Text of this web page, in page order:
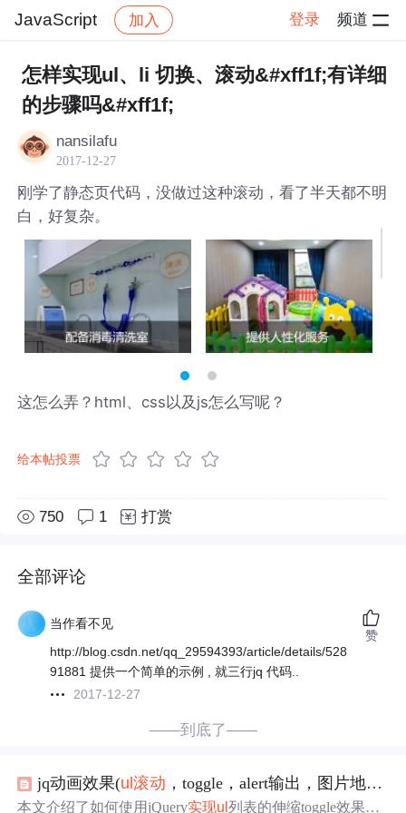
JavaScript 加入 登录 频道
社区 JavaScript 帖子详情
怎样实现ul、li 切换、滚动&#xff1f;有详细
的步骤吗&#xff1f;
nansilafu
2017-12-27
刚学了静态页代码，没做过这种滚动，看了半天都不明
白，好复杂。
这怎么弄？html、css以及js怎么写呢？
给本帖投票
750 1 打赏
全部评论
当作看不见
http://blog.csdn.net/qq_29594393/article/details/528
91881 提供一个简单的示例 , 就三行jq 代码..
2017-12-27
赞
——到底了——
jq动画效果(ul滚动 ，toggle，alert输出，图片地址拼接)
本文介绍了如何使用jQuery实现ul列表的伸缩toggle效果和